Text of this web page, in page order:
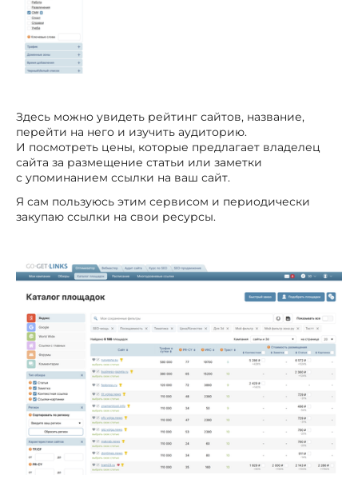
Здесь можно увидеть рейтинг сайтов, название,
перейти на него и изучить аудиторию.
И посмотреть цены, которые предлагает владелец
сайта за размещение статьи или заметки
с упоминанием ссылки на ваш сайт.
Я сам пользуюсь этим сервисом и периодически
закупаю ссылки на свои ресурсы.